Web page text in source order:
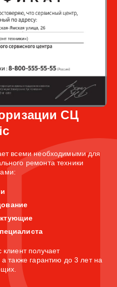
СЦ
всеми необходимыми для
ремонта техники
получает
также гарантию до 3 лет на